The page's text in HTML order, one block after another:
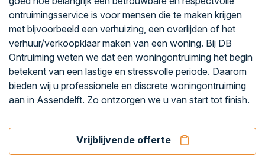
ontruimingsservice is voor mensen die te maken krijgen
met bijvoorbeeld een verhuizing, een overlijden of het
verhuur/verkoopklaar maken van een woning. Bij DB
Ontruiming weten we dat een woningontruiming het begin
betekent van een lastige en stressvolle periode. Daarom
bieden wij u professionele en discrete woningontruiming
aan in Assendelft. Zo ontzorgen we u van start tot finish.
Vrijblijvende offerte